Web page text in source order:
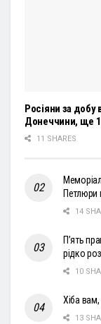
Росіяни за
Донеччини, ще
11 SHARES
Петлюри
14
П’ять
рідко
10
Хіба
13